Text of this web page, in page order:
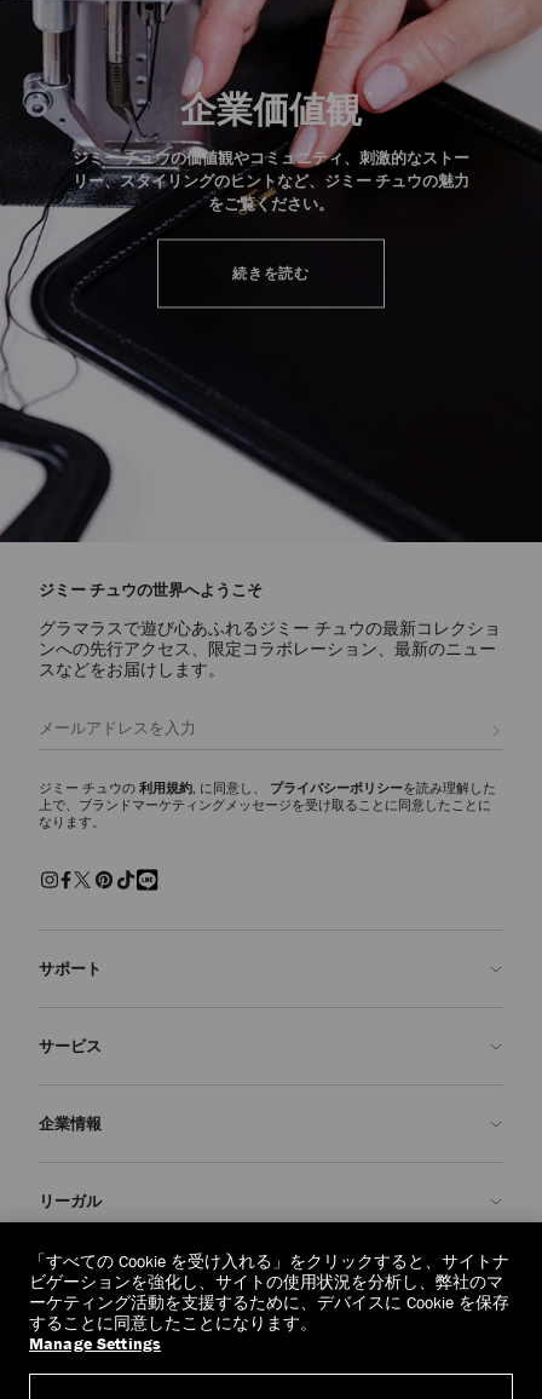
企業価値観
ジミー チュウの価値観やコミュニティ、刺激的なストー
リー、スタイリングのヒントなど、ジミー チュウの魅力
をご覧ください。
続きを読む
ジミー チュウの世界へようこそ
グラマラスで遊び心あふれるジミー チュウの最新コレクショ
ンへの先行アクセス、限定コラボレーション、最新のニュー
スなどをお届けします。
ジミー チュウの 利用規約, に同意し、 プライバシーポリシーを読み理解した
上で、ブランドマーケティングメッセージを受け取ることに同意したことに
なります。
サポート
よくあるご質問
返品を申請
配送
交換・返品
サービス
Made-to-Order
保証
企業情報
ブランドの歴史
JC World
社会への貢献
私たちの責任
クラフツマンシップ
リーガル
プライバシーポリシー
利用規約
忘れられる権利
個人情報開示請求フォーム
regionselector.country. (€)
「すべての Cookie を受け入れる」をクリックすると、サイトナ
ビゲーションを強化し、サイトの使用状況を分析し、弊社のマ
ーケティング活動を支援するために、デバイスに Cookie を保存
することに同意したことになります。
Manage Settings